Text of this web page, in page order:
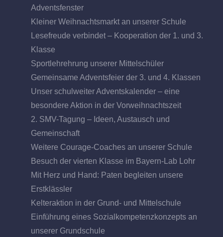
Adventsfenster
Kleiner Weihnachtsmarkt an unserer Schule
Lesefreude verbindet – Kooperation der 1. und 3.
Klasse
Sportlehrehrung unserer Mittelschüler
Gemeinsame Adventsfeier der 3. und 4. Klassen
Unser schulweiter Adventskalender – eine
besondere Aktion in der Vorweihnachtszeit
2. SMV-Tagung – Ideen, Austausch und
Gemeinschaft
Weitere Courage-Coaches an unserer Schule
Besuch der vierten Klasse im Bayern-Lab Lohr
Mit Herz und Hand: Paten begleiten unsere
Erstklässler
Kelteraktion in der Grund- und Mittelschule
Einführung eines Sozialkompetenzkonzepts an
unserer Grundschule